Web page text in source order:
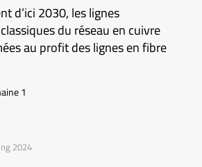
d’ici 2030, les lignes
du réseau en cuivre
au profit des lignes en fibre
1
2024